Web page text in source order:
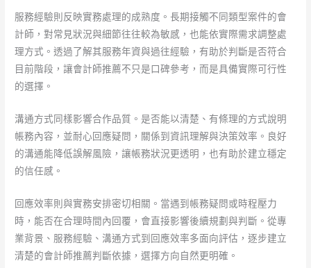
服務經驗則反映實務處理的成熟度。長期接觸不同類型案件的會
計師，對常見狀況與細節往往較為敏感，也能依實際需求調整處
理方式。透過了解其服務年資與過往經驗，有助於判斷是否符合
目前階段，讓會計師推薦不只是口碑參考，而是具備實際可行性
的選擇。
溝通方式同樣影響合作品質。是否能以清楚、有條理的方式說明
帳務內容，並耐心回應疑問，關係到資訊理解與決策效率。良好
的溝通能降低誤解風險，讓帳務狀況更透明，也有助於建立穩定
的信任感。
回應效率則與實務安排密切相關。當遇到帳務疑問或時程壓力
時，能否在合理時間內回覆，會直接影響後續規劃與判斷。從專
業背景、服務經驗、溝通方式到回應效率多面向評估，逐步建立
清楚的會計師推薦判斷依據，選擇方向自然更明確。